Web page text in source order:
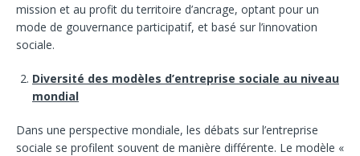
mission et au profit du territoire d’ancrage, optant pour un
mode de gouvernance participatif, et basé sur l’innovation
sociale.
Diversité des modèles d’entreprise sociale au niveau
mondial
Dans une perspective mondiale, les débats sur l’entreprise
sociale se profilent souvent de manière différente. Le modèle «